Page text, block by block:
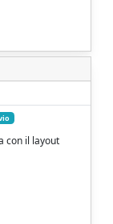
con il layout